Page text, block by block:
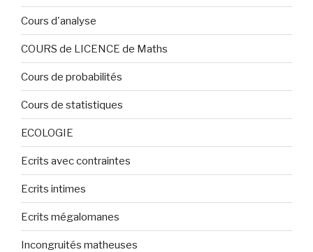
Cours d'analyse
COURS de LICENCE de Maths
Cours de probabilités
Cours de statistiques
ECOLOGIE
Ecrits avec contraintes
Ecrits intimes
Ecrits mégalomanes
Incongruités matheuses